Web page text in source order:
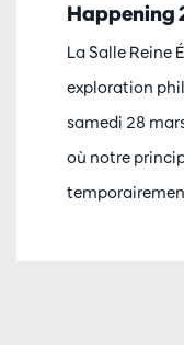
Happening
La Salle Reine
exploration
samedi 28
où notre